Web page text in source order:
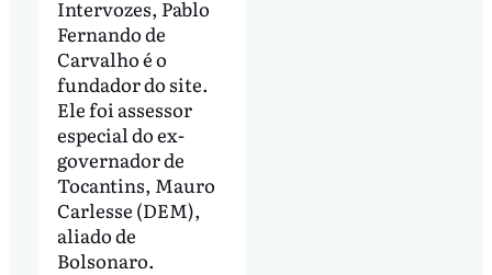
Intervozes, Pablo
Fernando de
Carvalho é o
fundador do site.
Ele foi assessor
especial do ex-
governador de
Tocantins, Mauro
Carlesse (DEM),
aliado de
Bolsonaro.